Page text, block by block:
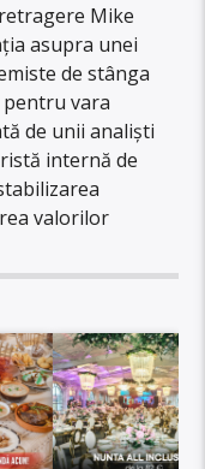
Mike
asupra unei
de stânga
vara
de unii analiști
internă de
valorilor